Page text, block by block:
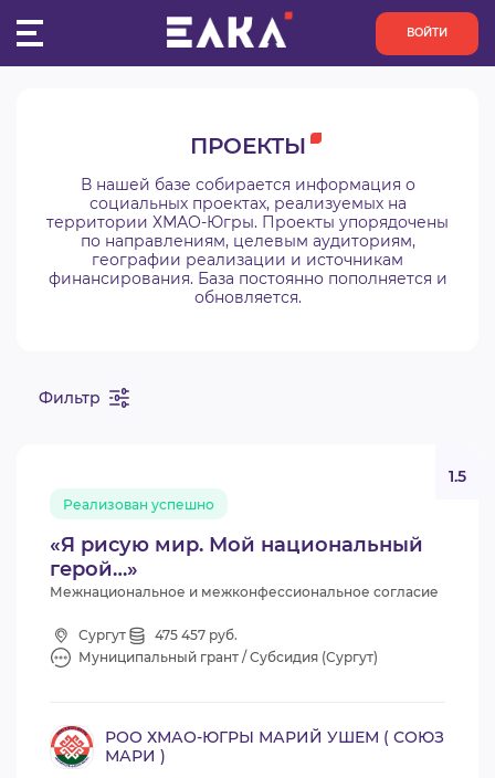
ВОЙТИ
КОНКУРСЫ
ОРГАНИЗАЦИИ
АКТИВИСТЫ
АНАЛИТИКА
ВИДЕОКУРСЫ
ВОЙТИ
ПРОЕКТЫ
В нашей базе собирается информация о
социальных проектах, реализуемых на
территории ХМАО-Югры. Проекты упорядочены
по направлениям, целевым аудиториям,
географии реализации и источникам
финансирования. База постоянно пополняется и
обновляется.
Фильтр
«Я рисую мир. Мой национальный
герой…»
Реализован успешно
1.5
Межнациональное и межконфессиональное согласие
Сургут
475 457 руб.
Муниципальный грант / Субсидия (Сургут)
РОО ХМАО-ЮГРЫ МАРИЙ УШЕМ ( СОЮЗ
МАРИ )